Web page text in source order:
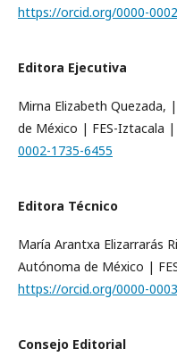
https://orcid.org/0000-
Editora Ejecutiva
Mirna Elizabeth Quezada,
de México | FES-Iztacala
0002-1735-6455
Editora Técnico
María Arantxa Elizarrarás
Autónoma de México |
https://orcid.org/0000-
Consejo Editorial